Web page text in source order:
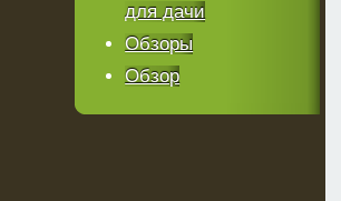
для дачи
Обзоры
Обзор